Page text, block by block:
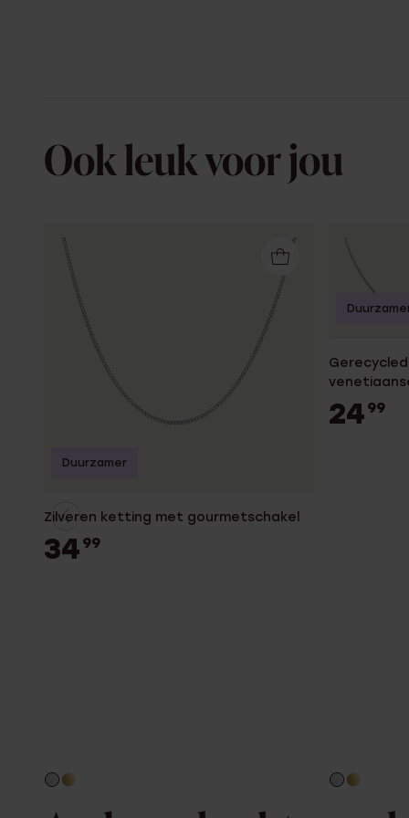
Ook leuk voor jou
Zilveren ketting met gourmetschakel
34 99
Duurzamer
24 99